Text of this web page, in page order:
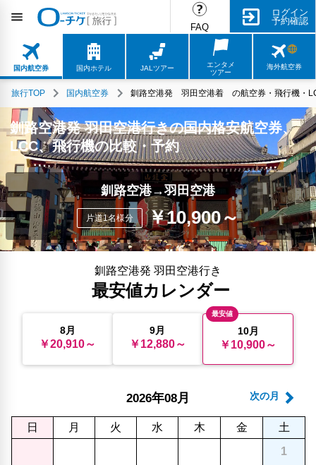
FAQ
ログイン
予約確認
国内航空券 国内ホテル JALツアー
エンタメ
ツアー
海外航空券
旅行TOP 国内航空券 釧路空港発 羽田空港着 の航空券・飛行機・
釧路空港発 羽田空港行きの国内格安航空券、
LCC、飛行機の比較・予約
釧路空港→羽田空港
片道1名様分 ￥10,900～
釧路空港発 羽田空港行き
最安値カレンダー
8月
￥20,910～
9月
￥12,880～
最安値
10月
￥10,900～
次の月
2026年08月
日 月 火 水 木 金
土
1